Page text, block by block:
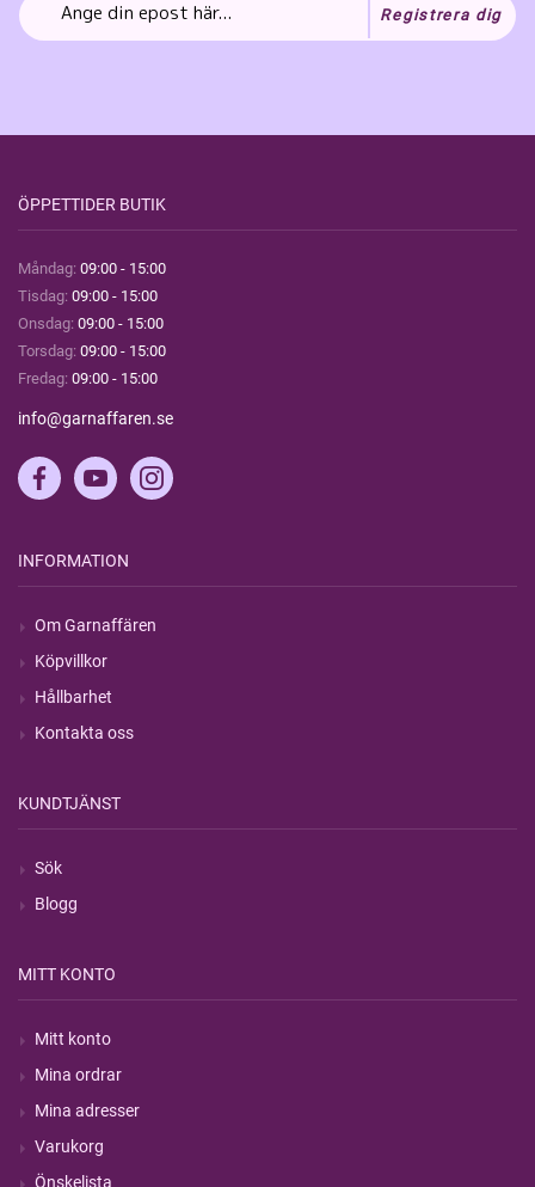
Registrera dig
ÖPPETTIDER BUTIK
Måndag: 09:00 - 15:00
Tisdag: 09:00 - 15:00
Onsdag: 09:00 - 15:00
Torsdag: 09:00 - 15:00
Fredag: 09:00 - 15:00
info@garnaffaren.se
INFORMATION
Om Garnaffären
Köpvillkor
Hållbarhet
Kontakta oss
KUNDTJÄNST
Sök
Blogg
MITT KONTO
Mitt konto
Mina ordrar
Mina adresser
Varukorg
Önskelista